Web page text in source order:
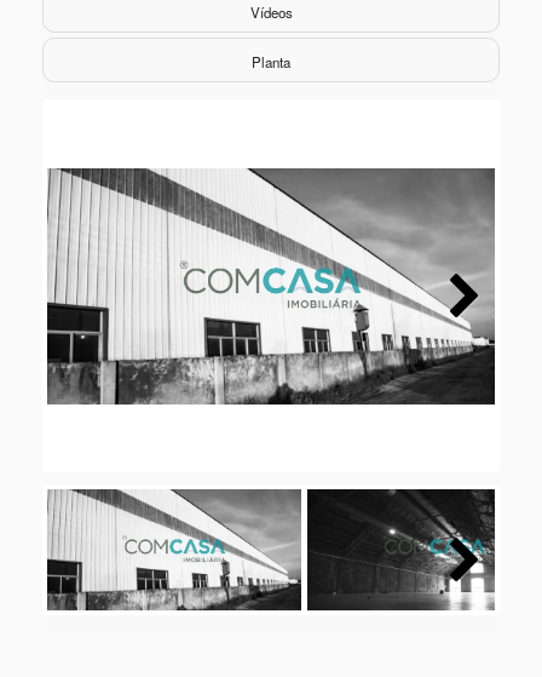
Vídeos
Planta
Next
Next